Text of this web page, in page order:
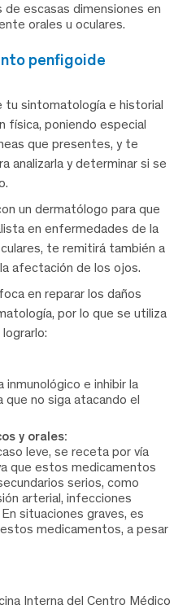
de escasas dimensiones en
orales u oculares.
tu sintomatología e historial
física, poniendo especial
que presentes, y te
analizarla y determinar si se
un dermatólogo para que
en enfermedades de la
te remitirá también a
afectación de los ojos.
en reparar los daños
por lo que se utiliza
e inhibir la
que no siga atacando el
y orales:
leve, se receta por vía
que estos medicamentos
serios, como
arterial, infecciones
situaciones graves, es
medicamentos, a pesar
Interna del Centro Médico